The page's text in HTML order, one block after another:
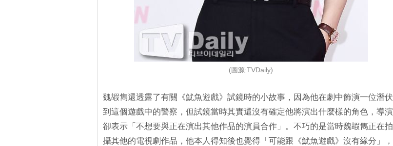
(圖源:TVDaily)
魏嘏雋還透露了有關《魷魚遊戲》試鏡時的小故事，因為他在劇中飾演一位潛伏
到這個遊戲中的警察，但試鏡當時其實還沒有確定他將演出什麼樣的角色，導演
卻表示「不想要與正在演出其他作品的演員合作」。不巧的是當時魏嘏雋正在拍
攝其他的電視劇作品，他本人得知後也覺得「可能跟《魷魚遊戲》沒有緣分」，